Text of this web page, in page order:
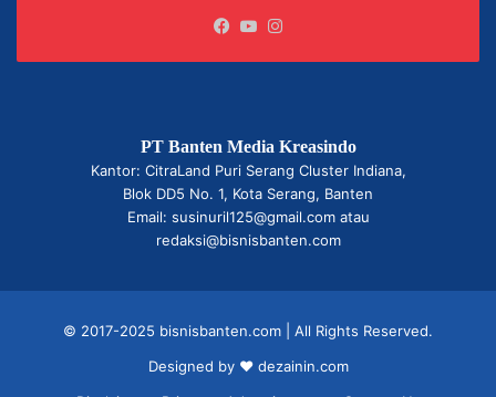
Facebook
YouTube
PT Banten Media Kreasindo
Kantor: CitraLand Puri Serang Cluster Indiana,
Blok DD5 No. 1, Kota Serang, Banten
Email: susinuril125@gmail.com atau
redaksi@bisnisbanten.com
© 2017-2025 bisnisbanten.com | All Rights Reserved.
Designed by ❤ dezainin.com